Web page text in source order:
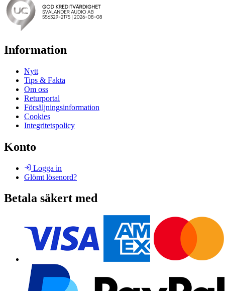
Information
Nytt
Tips & Fakta
Om oss
Returportal
Försäljningsinformation
Cookies
Integritetspolicy
Konto
Logga in
Glömt lösenord?
Betala säkert med